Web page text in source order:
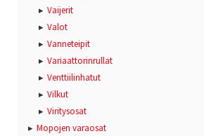
Vaijerit
Valot
Vanneteipit
Variaattorinrullat
Venttiilinhatut
Vilkut
Viritysosat
Mopojen varaosat